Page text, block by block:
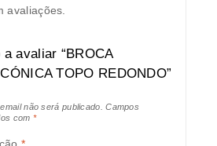
avaliações.
avaliar “BROCA
TOPO REDONDO”
não será publicado.
Campos
com *
*